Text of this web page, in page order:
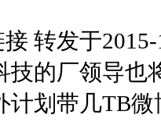
转发于
技的厂领导也
计划带几TB